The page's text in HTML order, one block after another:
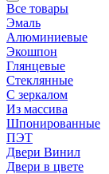
Все товары
Эмаль
Алюминиевые
Экошпон
Глянцевые
Стеклянные
С зеркалом
Из массива
Шпонированные
ПЭТ
Двери Винил
Двери в цвете